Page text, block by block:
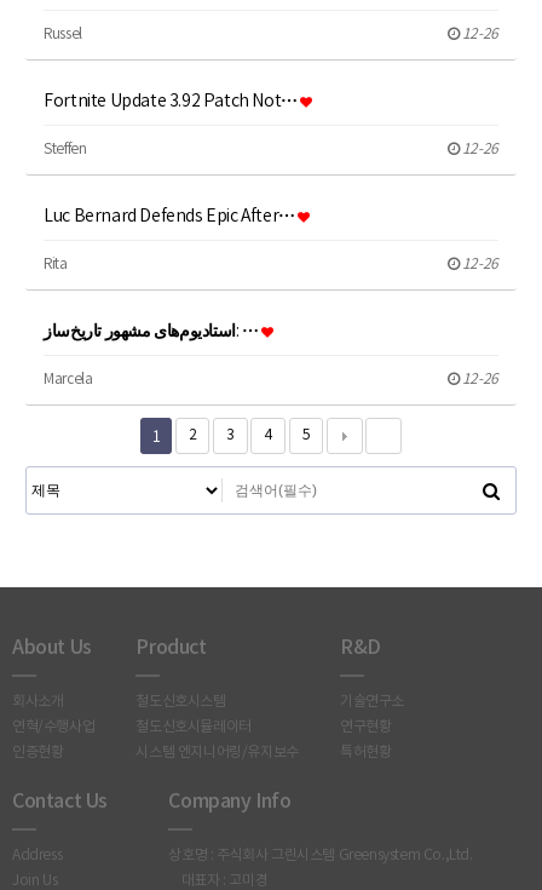
Russel 12-26
Fortnite Update 3.92 Patch Not…
Steffen 12-26
Luc Bernard Defends Epic After…
Rita 12-26
استادیوم‌های مشهور تاریخ‌ساز: …
Marcela 12-26
1 2 3 4 5
About Us
회사소개
연혁/수행사업
인증현황
Product
철도신호시스템
철도신호시뮬레이터
시스템 엔지니어링/유지보수
R&D
기술연구소
연구현황
특허현황
Contact Us
Address
Join Us
Company Info
상호명 : 주식회사 그린시스템 Greensystem Co.,Ltd.
대표자 : 고미경